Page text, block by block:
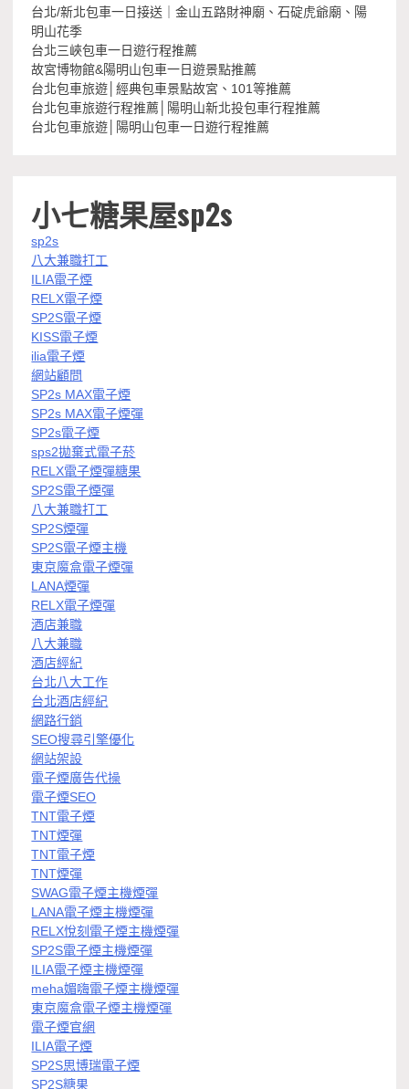
台北/新北包車一日接送｜金山五路財神廟、石碇虎爺廟、陽
明山花季
台北三峽包車一日遊行程推薦
故宮博物館&陽明山包車一日遊景點推薦
台北包車旅遊│經典包車景點故宮、101等推薦
台北包車旅遊行程推薦│陽明山新北投包車行程推薦
台北包車旅遊│陽明山包車一日遊行程推薦
小七糖果屋sp2s
sp2s
八大兼職打工
ILIA電子煙
RELX電子煙
SP2S電子煙
KISS電子煙
ilia電子煙
網站顧問
SP2s MAX電子煙
SP2s MAX電子煙彈
SP2s電子煙
sps2拋棄式電子菸
RELX電子煙彈糖果
SP2S電子煙彈
八大兼職打工
SP2S煙彈
SP2S電子煙主機
東京魔盒電子煙彈
LANA煙彈
RELX電子煙彈
酒店兼職
八大兼職
酒店經紀
台北八大工作
台北酒店經紀
網路行銷
SEO搜尋引擎優化
網站架設
電子煙廣告代操
電子煙SEO
TNT電子煙
TNT煙彈
TNT電子煙
TNT煙彈
SWAG電子煙主機煙彈
LANA電子煙主機煙彈
RELX悅刻電子煙主機煙彈
SP2S電子煙主機煙彈
ILIA電子煙主機煙彈
meha媚嗨電子煙主機煙彈
東京魔盒電子煙主機煙彈
電子煙官網
ILIA電子煙
SP2S思博瑞電子煙
SP2S糖果